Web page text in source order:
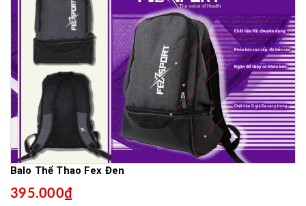
Balo Thể Thao Fex Đen
395.000₫